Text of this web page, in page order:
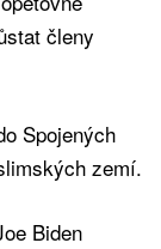
členy
Spojených
zemí.
Biden